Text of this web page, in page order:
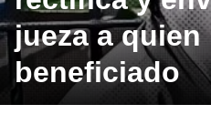
jueza a quien
beneficiado